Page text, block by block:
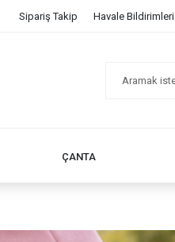
Sipariş Takip Havale Bildirimleri
ÇANTA